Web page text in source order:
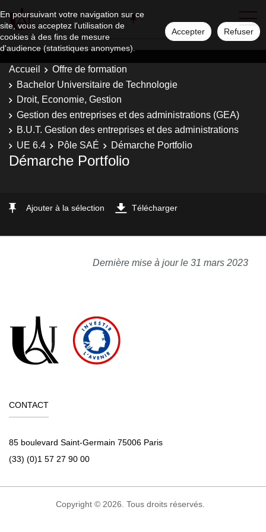
En poursuivant votre navigation sur ce
site, vous acceptez l'utilisation de
cookies à des fins de mesure
d'audience (statistiques anonymes).
Accepter Refuser
Accueil
Offre de formation
Bachelor Universitaire de Technologie
Droit, Economie, Gestion
Gestion des entreprises et des administrations (GEA)
B.U.T. Gestion des entreprises et des administrations
UE 6.4
Pôle SAÉ Démarche Portfolio
Démarche Portfolio
Ajouter à la sélection Télécharger
Dernière mise à jour le 31 mars 2023
CONTACT
85 boulevard Saint-Germain 75006 Paris
(33) (0)1 57 27 90 00
Copyright © 2026. Tous droits réservés.